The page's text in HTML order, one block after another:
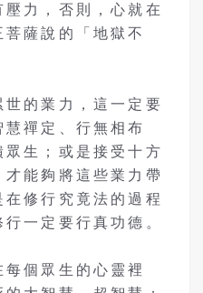
力，否則，心就在
薩說的「地獄不
的業力，這一定要
禪定、行無相布
生；或是接受十方
能夠將這些業力帶
修行究竟法的過程
一定要行真功德。
個眾生的心靈裡